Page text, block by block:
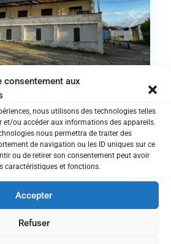
consentement aux
nous utilisons des technologies telles
et/ou accéder aux informations des appareils.
nous permettra de traiter des
de navigation ou les ID uniques sur ce
ou de retirer son consentement peut avoir
caractéristiques et fonctions.
Accepter
Refuser
Next
Lodelinsart – E...
uniquement. Les liquidations
...